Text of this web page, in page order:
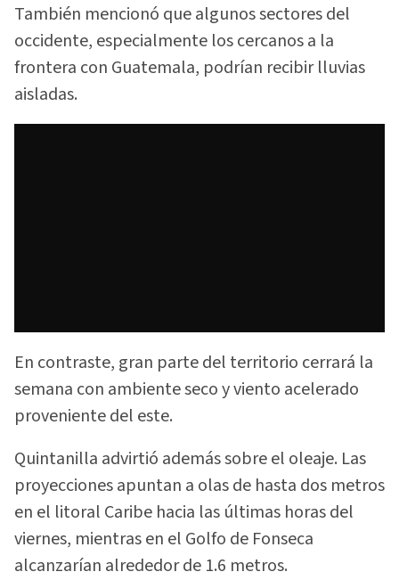
También mencionó que algunos sectores del
occidente, especialmente los cercanos a la
frontera con Guatemala, podrían recibir lluvias
aisladas.
En contraste, gran parte del territorio cerrará la
semana con ambiente seco y viento acelerado
proveniente del este.
Quintanilla advirtió además sobre el oleaje. Las
proyecciones apuntan a olas de hasta dos metros
en el litoral Caribe hacia las últimas horas del
viernes, mientras en el Golfo de Fonseca
alcanzarían alrededor de 1.6 metros.